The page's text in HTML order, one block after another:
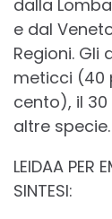
dalla
e dal
Regioni.
meticci (40
cento), il
altre specie.
LEIDAA PER
SINTESI: